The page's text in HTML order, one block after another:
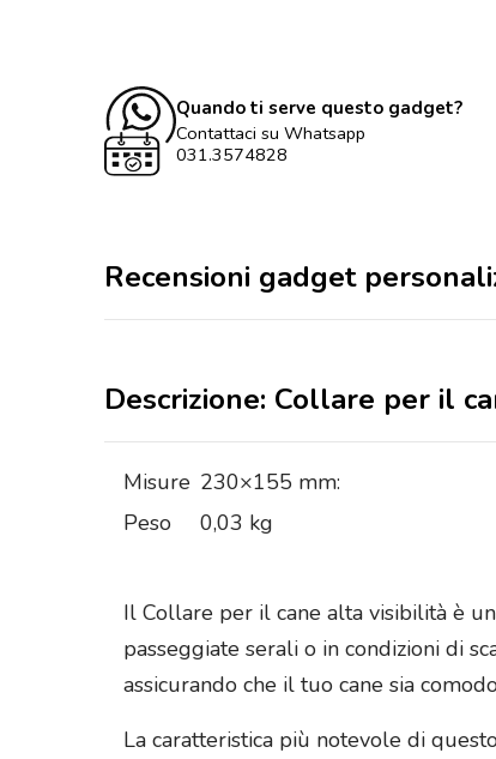
Quando ti serve questo gadget?
Contattaci su Whatsapp
031.3574828
Recensioni gadget
Descrizione: Collare per il
Misure 230×155 mm:
Peso
0,03 kg
Il Collare per il cane alta visibilità è
passeggiate serali o in condizioni di
assicurando che il tuo cane sia
La caratteristica più notevole di